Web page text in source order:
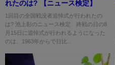
れたのは? 【ニュース検定】
1回目の全国戦没者追悼式が行われたの
は? 池上彰のニュース検定 終戦の日の8
月15日に追悼式が行われるようになった
のは、1963年からで日比...